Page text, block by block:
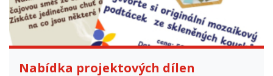
Nabídka projektových dílen
31.07.2026